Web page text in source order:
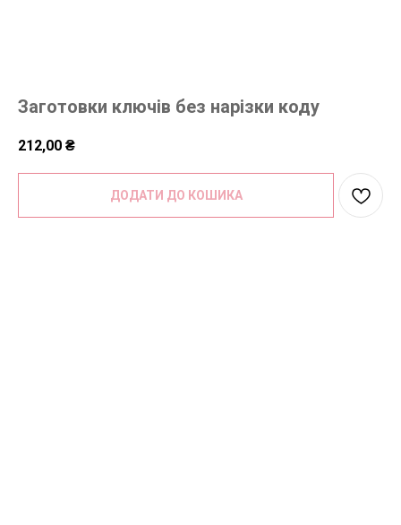
Заготовки ключів без нарізки коду
212,00 ₴
ДОДАТИ ДО КОШИКА